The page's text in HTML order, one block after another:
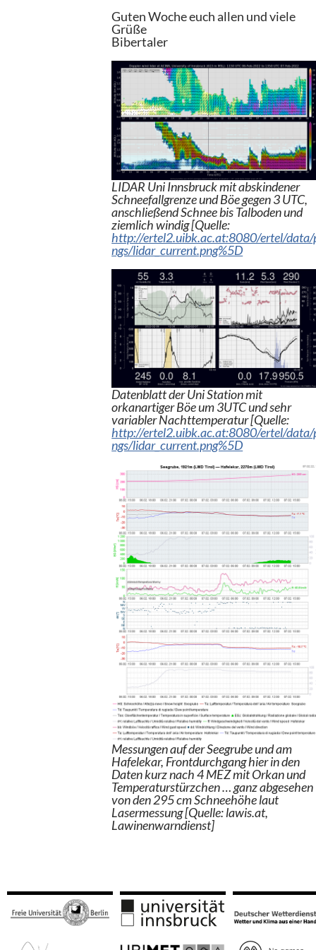
Guten Woche euch allen und viele
Grüße
Bibertaler
LIDAR Uni Innsbruck mit abskindener
Schneefallgrenze und Böe gegen 3 UTC,
anschließend Schnee bis Talboden und
ziemlich windig [Quelle:
http://ertel2.uibk.ac.at:8080/ertel/data/
ngs/lidar_current.png%5D
Datenblatt der Uni Station mit
orkanartiger Böe um 3UTC und sehr
variabler Nachttemperatur [Quelle:
http://ertel2.uibk.ac.at:8080/ertel/data/
ngs/lidar_current.png%5D
Messungen auf der Seegrube und am
Hafelekar, Frontdurchgang hier in den
Daten kurz nach 4 MEZ mit Orkan und
Temperaturstürzchen … ganz abgesehen
von den 295 cm Schneehöhe laut
Lasermessung [Quelle: lawis.at,
Lawinenwarndienst]